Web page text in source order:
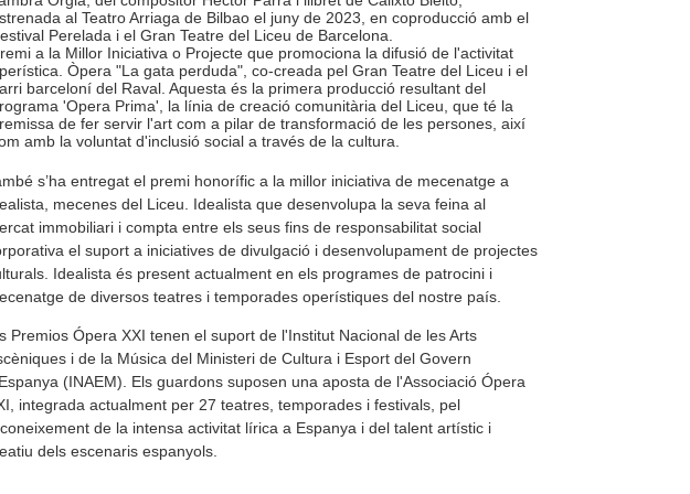
al Teatro Arriaga de Bilbao el juny de 2023, en coproducció amb el
Perelada i el Gran Teatre del Liceu de Barcelona.
a la Millor Iniciativa o Projecte que promociona la difusió de l'activitat
Òpera "La gata perduda", co-creada pel Gran Teatre del Liceu i el
barceloní del Raval. Aquesta és la primera producció resultant del
'Opera Prima', la línia de creació comunitària del Liceu, que té la
de fer servir l'art com a pilar de transformació de les persones, així
amb la voluntat d'inclusió social a través de la cultura.
s’ha entregat el premi honorífic a la millor iniciativa de mecenatge a
mecenes del Liceu. Idealista que desenvolupa la seva feina al
immobiliari i compta entre els seus fins de responsabilitat social
el suport a iniciatives de divulgació i desenvolupament de projectes
Idealista és present actualment en els programes de patrocini i
de diversos teatres i temporades operístiques del nostre país.
Premios Ópera XXI tenen el suport de l'Institut Nacional de les Arts
i de la Música del Ministeri de Cultura i Esport del Govern
(INAEM). Els guardons suposen una aposta de l'Associació Ópera
integrada actualment per 27 teatres, temporades i festivals, pel
de la intensa activitat lírica a Espanya i del talent artístic i
dels escenaris espanyols.